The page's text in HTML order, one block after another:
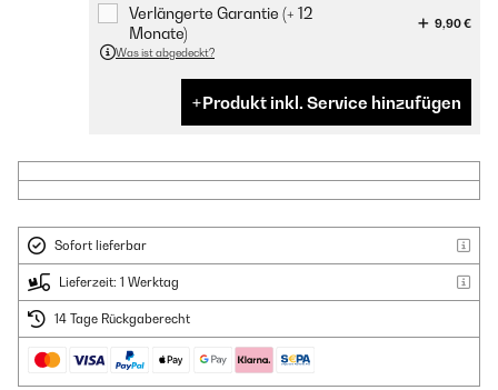
Verlängerte Garantie (+ 12
Monate)
9,90 €
Was ist abgedeckt?
Produkt inkl. Service hinzufügen
Sofort lieferbar
Lieferzeit: 1 Werktag
14 Tage Rückgaberecht